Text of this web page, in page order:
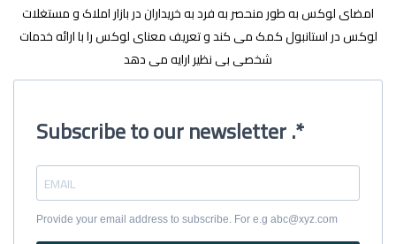
امضای لوکس به طور منحصر به فرد به خریداران در بازار املاک و مستغلات
لوکس در استانبول کمک می کند و تعریف معنای لوکس را با ارائه خدمات
شخصی بی نظیر ارایه می دهد
Subscribe to our newsletter .*
Provide your email address to subscribe. For e.g abc@xyz.com